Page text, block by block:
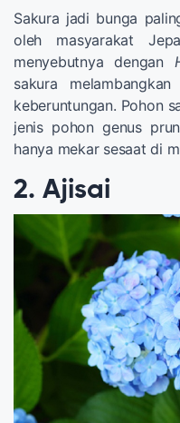
Sakura jadi bunga
oleh masyarakat
menyebutnya dengan
sakura
keberuntungan. Pohon
jenis pohon genus
hanya mekar sesaat di
2. Ajisai